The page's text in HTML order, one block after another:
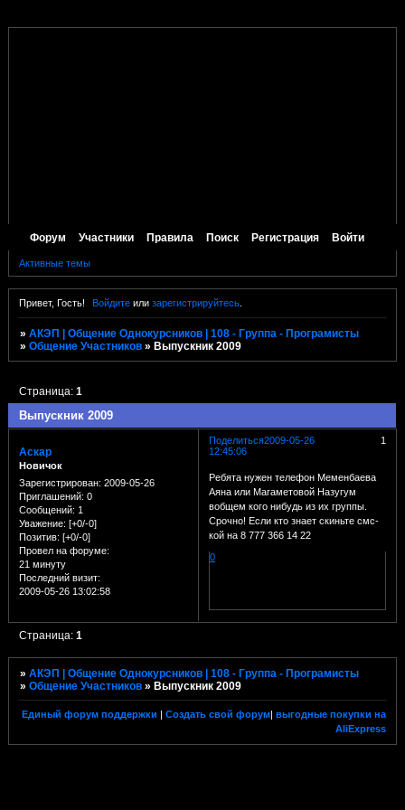
Форум Участники Правила Поиск Регистрация Войти
Активные темы
Привет, Гость! Войдите илизарегистрируйтесь
»АКЭП | Общение Однокурсников | 108 - Группа - Програмисты
»Общение Участников »Выпускник 2009
Выпускник 2009
Страница:1
Поделиться 1
2009-05-26
12:45:06
Аскар
Новичок
Зарегистрирован: 2009-05-26
Приглашений: 0
Сообщений: 1
Уважение: [+0/-0]
Позитив: [+0/-0]
Провел на форуме:
21 минуту
Последний визит:
2009-05-26 13:02:58
Ребята нужен телефон Меменбаева
Аяна или Магаметовой Назугум
вобщем кого нибудь из их группы.
Срочно! Если кто знает скиньте смс-
кой на 8 777 366 14 22
0
Страница:1
»АКЭП | Общение Однокурсников | 108 - Группа - Програмисты
»Общение Участников »Выпускник 2009
Единый форум поддержки |Создать свой форум |выгодные покупки на
AliExpress